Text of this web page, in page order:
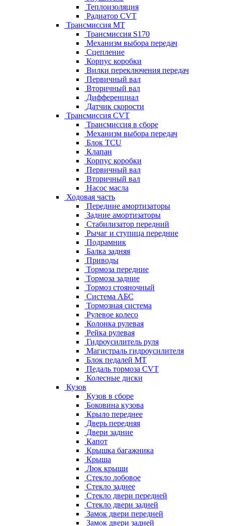
Теплоизоляция
Радиатор CVT
Трансмиссия MT
Трансмиссия S170
Механизм выбора передач
Сцепление
Корпус коробки
Вилки переключения передач
Первичный вал
Вторичный вал
Дифференциал
Датчик скорости
Трансмиссия CVT
Трансмиссия в сборе
Механизм выбора передач
Блок TCU
Клапан
Корпус коробки
Первичный вал
Вторичный вал
Насос масла
Ходовая часть
Передние амортизаторы
Задние амортизаторы
Стабилизатор передний
Рычаг и ступица передние
Подрамник
Балка задняя
Приводы
Тормоза передние
Тормоза задние
Тормоз стояночный
Система АБС
Тормозная система
Рулевое колесо
Колонка рулевая
Рейка рулевая
Гидроусилитель руля
Магистраль гидроусилителя
Блок педалей МТ
Педаль тормоза CVT
Колесные диски
Кузов
Кузов в сборе
Боковина кузова
Крыло переднее
Дверь передняя
Двери задние
Капот
Крышка багажника
Крыша
Люк крыши
Стекло лобовое
Стекло заднее
Стекло двери передней
Стекло двери задней
Замок двери передней
Замок двери задней